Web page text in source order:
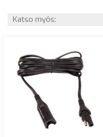
Katso myös: